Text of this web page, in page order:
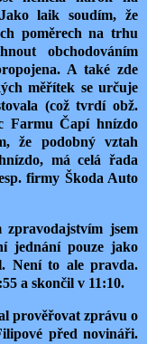
laik soudím, že
poměrech na trhu
obchodováním
A také zde
měřítek se určuje
(což tvrdí obž.
Farmu Čapí hnízdo
že podobný vztah
má celá řada
firmy Škoda Auto
zpravodajstvím jsem
jednání pouze jako
Není to ale pravda.
a skončil v 11:10.
prověřovat zprávu o
před novináři.